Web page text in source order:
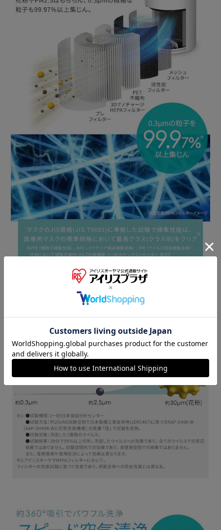
●ACアダプターコード長さ
【加湿空気清浄機】
●風量（ｍ3／分）
弱：0.4／中：1.2／強：2.2
●消費電力（W）
弱：2／中：6／強：19
●適用床面積
木造住宅和室6畳※1
プレハブ住宅洋室10畳※1
●加湿量※2（mＬ／h）
弱：110／中：250／強：350
【空気清浄機】
●運転モード
弱／中／強
●風量（ｍ3／分）
弱：0.6／中：1.9／強：3.6
弱：2／中：6／強：19
弱：21／中：34／強：45
※1加湿空気清浄機（加湿ユニット付） の適用床面積は
「強」運転時の面積です。（日本電機工業会規格
（JEM1426）に基づくものです。）
※2 温度20℃／湿度30％の環境における加湿量です。室内
の温度・湿度によって加湿量が変化します。
※3 空気清浄機（加湿ユニットなし）の適用床面積は「強」
運転時の面積です。（日本電機工業会規格（JEM1467）に
基づくものです。）
※ 適用床面積は保証値ではありません。
（アイリスオーヤマ）
フィルター・タバコ・ニオイ対策・ペットの毛・家庭用・コ
ンパクト・花粉対策・4967576797023・アイリスオーヤ